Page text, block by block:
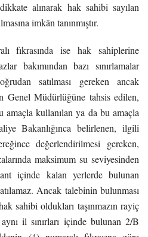
alınarak hak sahibi sayılan
imkân tanınmıştır.
fıkrasında ise hak sahiplerine
bakımından bazı sınırlamalar
satılması gereken ancak
Genel Müdürlüğüne tahsis edilen,
amaçla kullanılan ya da bu amaçla
Bakanlığınca belirlenen, ilgili
değerlendirilmesi gereken,
maksimum su seviyesinden
içinde kalan yerlerde bulunan
Ancak talebinin bulunması
sahibi oldukları taşınmazın rayiç
il sınırları içinde bulunan 2/B